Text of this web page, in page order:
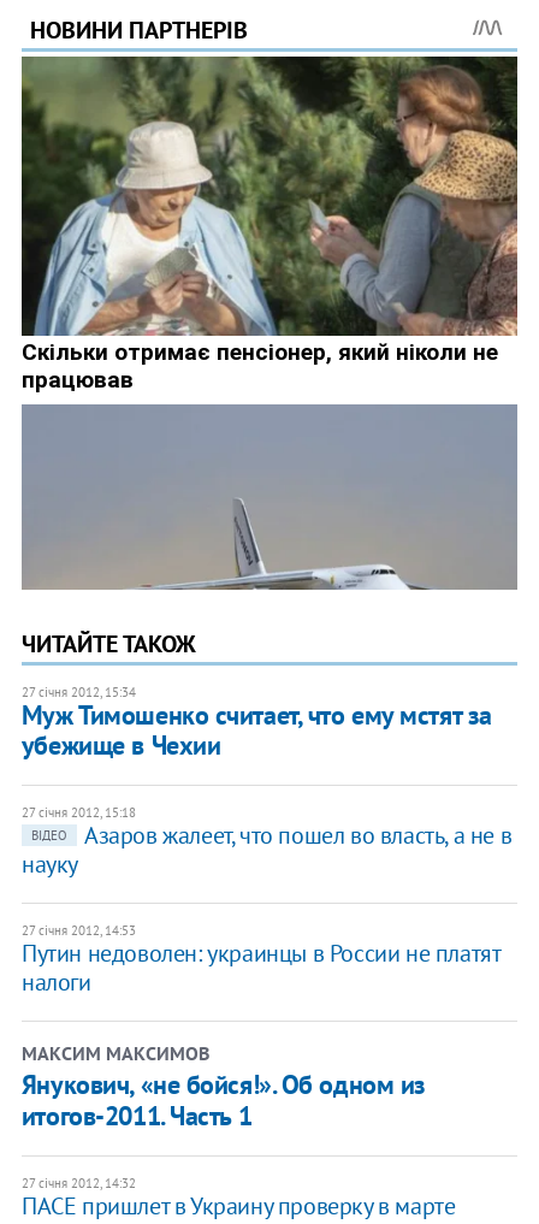
ЧИТАЙТЕ ТАКОЖ
27 січня 2012, 15:34
Муж Тимошенко считает, что ему мстят за
убежище в Чехии
27 січня 2012, 15:18
ВІДЕО
Азаров жалеет, что пошел во власть, а не в
науку
27 січня 2012, 14:53
Путин недоволен: украинцы в России не платят
налоги
МАКСИМ МАКСИМОВ
Янукович, «не бойся!». Об одном из
итогов-2011. Часть 1
27 січня 2012, 14:32
ПАСЕ пришлет в Украину проверку в марте